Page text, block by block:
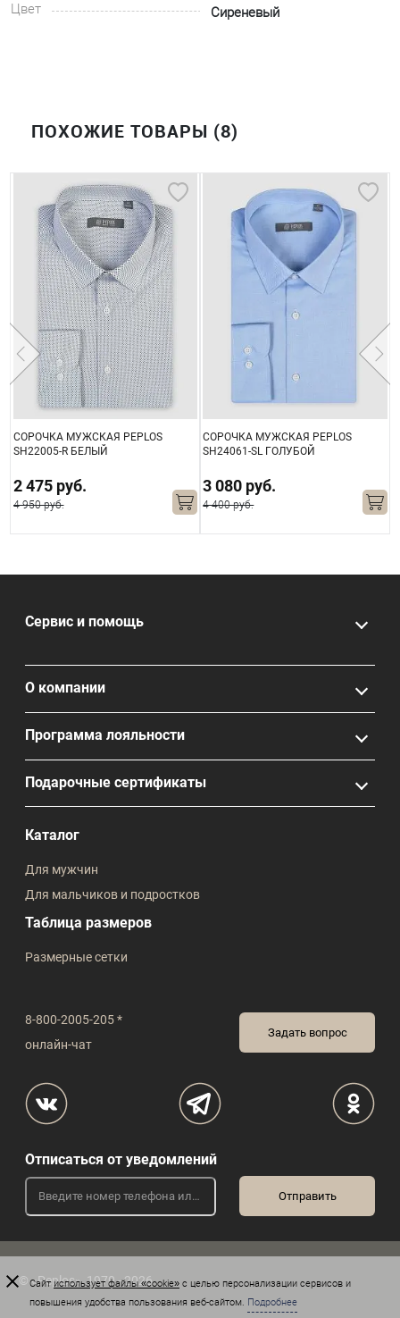
Цвет
Сиреневый
ПОХОЖИЕ ТОВАРЫ (8)
СОРОЧКА МУЖСКАЯ PEPLOS
SH22005-R БЕЛЫЙ
2 475 руб.
4 950 руб.
СОРОЧКА МУЖСКАЯ PEPLOS
SH24061-SL ГОЛУБОЙ
3 080 руб.
4 400 руб.
8-800-2005-205 *
онлайн-чат
Задать вопрос
Сервис и помощь
О компании
Программа лояльности
Подарочные сертификаты
Каталог
Для мужчин
Для мальчиков и подростков
Таблица размеров
Размерные сетки
Отписаться от уведомлений
© «Peplos», 1970 - 2026
Сайтиспользует файлы «cookie» с целью персонализации сервисов и
повышения удобства пользования веб-сайтом. Подробнее